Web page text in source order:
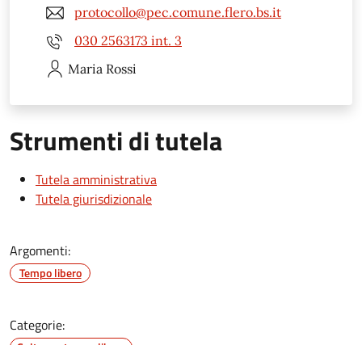
protocollo@pec.comune.flero.bs.it
030 2563173 int. 3
Maria Rossi
Strumenti di tutela
Tutela amministrativa
Tutela giurisdizionale
Argomenti:
Tempo libero
Categorie: